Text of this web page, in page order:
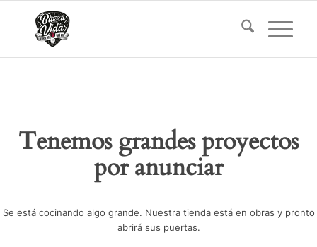
Tenemos grandes proyectos
por anunciar
Se está cocinando algo grande. Nuestra tienda está en obras y pronto
abrirá sus puertas.